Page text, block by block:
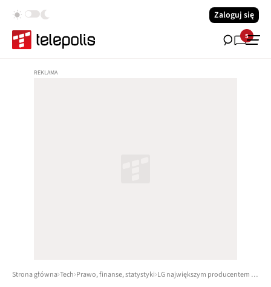
Zaloguj się
5
Strona główna Tech Prawo, finanse, statystyki LG największym producentem baterii na świecie